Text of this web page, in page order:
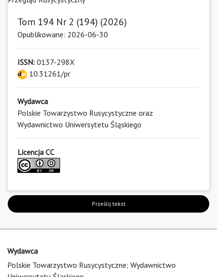
Tom 194 Nr 2 (194) (2026)
Opublikowane: 2026-06-30
ISSN: 0137-298X
10.31261/pr
Wydawca
Polskie Towarzystwo Rusycystyczne oraz
Wydawnictwo Uniwersytetu Śląskiego
Licencja CC
Prześlij tekst
Wydawca
Polskie Towarzystwo Rusycystyczne; Wydawnictwo